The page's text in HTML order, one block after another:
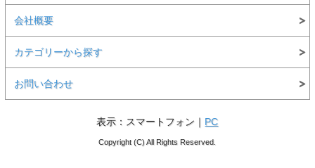
会社概要
カテゴリーから探す
お問い合わせ
表示：スマートフォン｜ PC
Copyright (C) All Rights Reserved.